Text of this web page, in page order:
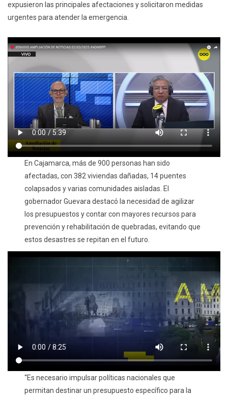
expusieron las principales afectaciones y solicitaron medidas
urgentes para atender la emergencia.
En Cajamarca, más de 900 personas han sido
afectadas, con 382 viviendas dañadas, 14 puentes
colapsados y varias comunidades aisladas. El
gobernador Guevara destacó la necesidad de agilizar
los presupuestos y contar con mayores recursos para
prevención y rehabilitación de quebradas, evitando que
estos desastres se repitan en el futuro.
“Es necesario impulsar políticas nacionales que
permitan destinar un presupuesto específico para la